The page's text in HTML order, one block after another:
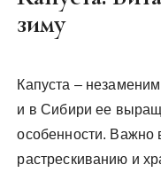
зиму
Капуста –
и в Сибири ее
особенности. Важно
растрескиванию и